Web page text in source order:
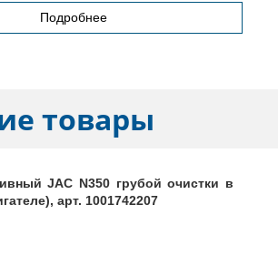
Подробнее
товары
JAC N350 грубой очистки в
арт. 1001742207